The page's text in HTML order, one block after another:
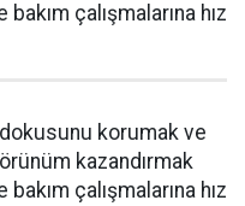
çalışmalarına hız
korumak ve
kazandırmak
çalışmalarına hız